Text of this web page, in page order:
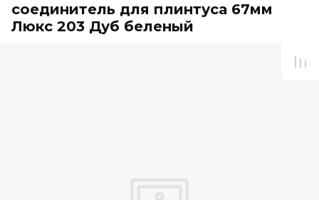
соединитель для плинтуса 67мм
Люкс 203 Дуб беленый